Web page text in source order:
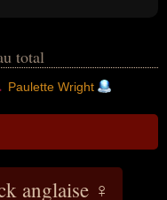
total
Paulette Wright
anglaise ♀